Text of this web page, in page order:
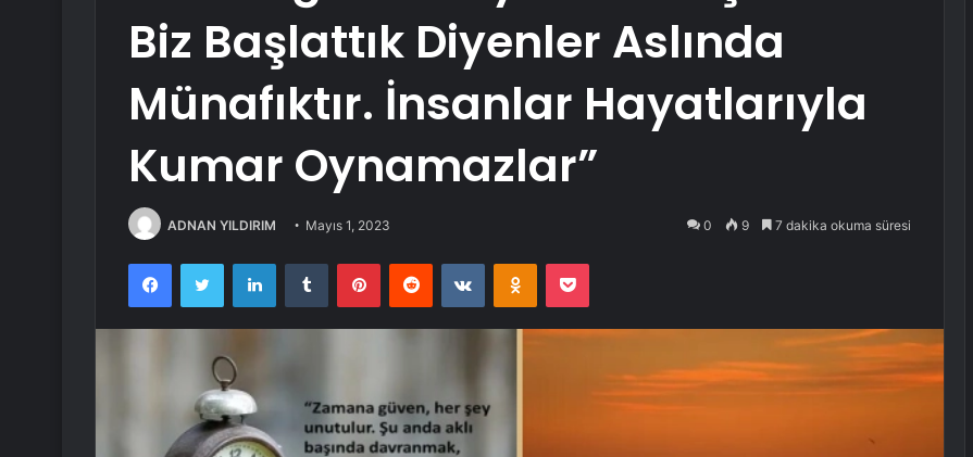
Biz Başlattık Diyenler Aslında
Münafıktır. İnsanlar Hayatlarıyla
Kumar Oynamazlar”
ADNAN YILDIRIM Mayıs 1, 2023 0 9 7 dakika okuma süresi
FacebookTwitter LinkedInTumblr PinterestReddit VKontakteOdnoklassniki
Pocket